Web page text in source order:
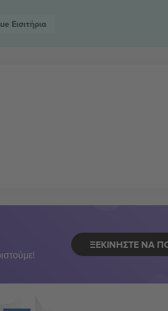
Εισιτήρια
ΞΕΚΙΝΉΣΤΕ ΝΑ